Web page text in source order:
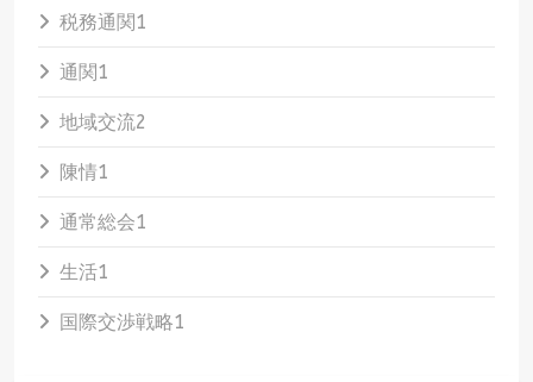
税務通関1
通関1
地域交流2
陳情1
通常総会1
生活1
国際交渉戦略1